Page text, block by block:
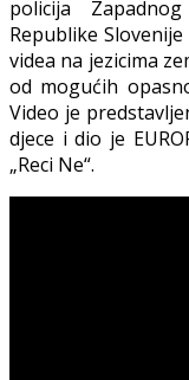
policija
Republike
videa na jezicima
od mogućih
Video je
djece i dio je
„Reci Ne“.